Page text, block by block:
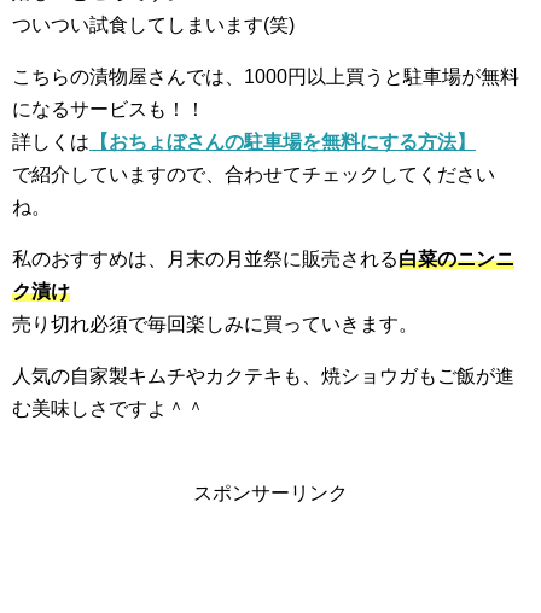
ついつい試食してしまいます(笑)
こちらの漬物屋さんでは、1000円以上買うと駐車場が無料
になるサービスも！！
詳しくは 【おちょぼさんの駐車場を無料にする方法】
で紹介していますので、合わせてチェックしてください
ね。
私のおすすめは、月末の月並祭に販売される白菜のニンニ
ク漬け
売り切れ必須で毎回楽しみに買っていきます。
人気の自家製キムチやカクテキも、焼ショウガもご飯が進
む美味しさですよ＾＾
スポンサーリンク